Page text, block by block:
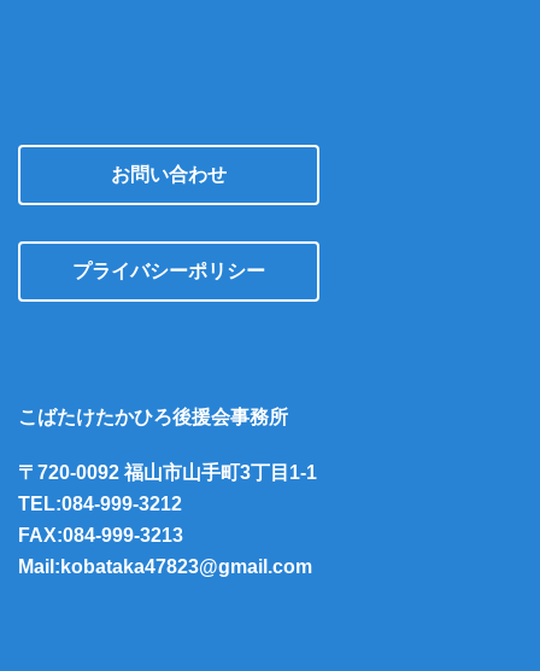
お問い合わせ
プライバシーポリシー
こばたけたかひろ後援会事務所
〒720-0092 福山市山手町3丁目1-1
TEL:084-999-3212
FAX:084-999-3213
Mail:kobataka47823@gmail.com